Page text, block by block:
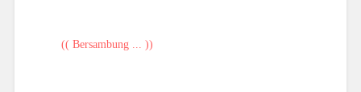
(( Bersambung ... ))